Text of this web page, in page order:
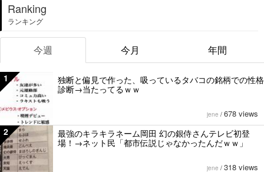
Ranking
ランキング
今週 今月 年間
1
独断と偏見で作った、吸っているタバコの銘柄での性格
診断→当たってるｗｗ
jene / 678 views
2
最強のキラキラネーム岡田 幻の銀侍さんテレビ初登
場！→ネット民「都市伝説じゃなかったんだｗｗ」
jene / 318 views